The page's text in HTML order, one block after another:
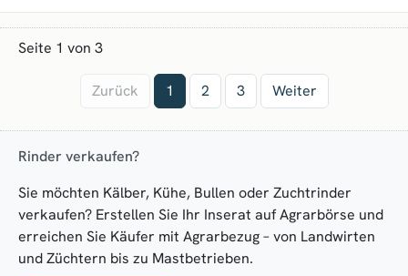
Seite 1 von 3
Zurück 1 2 3 Weiter
Rinder verkaufen?
Sie möchten Kälber, Kühe, Bullen oder Zuchtrinder
verkaufen? Erstellen Sie Ihr Inserat auf Agrarbörse und
erreichen Sie Käufer mit Agrarbezug – von Landwirten
und Züchtern bis zu Mastbetrieben.